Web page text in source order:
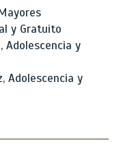
y Gratuito
Adolescencia y
Adolescencia y